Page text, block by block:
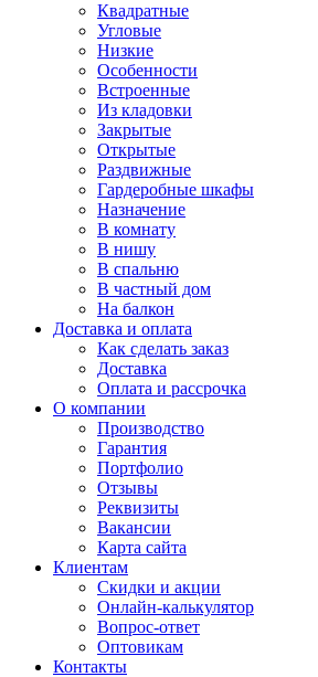
Квадратные
Угловые
Низкие
Особенности
Встроенные
Из кладовки
Закрытые
Открытые
Раздвижные
Гардеробные шкафы
Назначение
В комнату
В нишу
В спальню
В частный дом
На балкон
Доставка и оплата
Как сделать заказ
Доставка
Оплата и рассрочка
О компании
Производство
Гарантия
Портфолио
Отзывы
Реквизиты
Вакансии
Карта сайта
Клиентам
Скидки и акции
Онлайн-калькулятор
Вопрос-ответ
Оптовикам
Контакты